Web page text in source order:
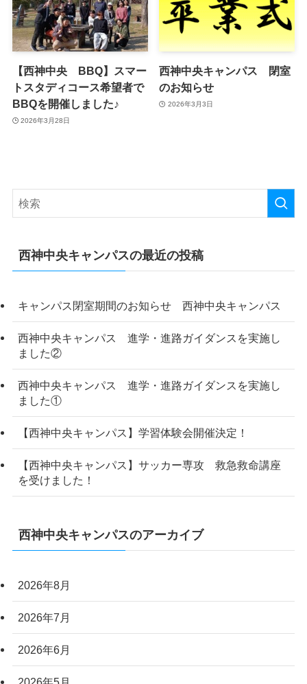
【西神中央 BBQ】スマー
トスタディコース希望者で
BBQを開催しました♪
2026年3月28日
西神中央キャンパス 閉室
のお知らせ
2026年3月3日
西神中央キャンパスの最近の投稿
キャンパス閉室期間のお知らせ 西神中央キャンパス
西神中央キャンパス 進学・進路ガイダンスを実施し
ました②
西神中央キャンパス 進学・進路ガイダンスを実施し
ました①
【西神中央キャンパス】学習体験会開催決定！
【西神中央キャンパス】サッカー専攻 救急救命講座
を受けました！
西神中央キャンパスのアーカイブ
2026年8月
2026年7月
2026年6月